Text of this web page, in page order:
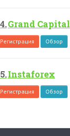
Grand Capital
Регистрация Обзор
Instaforex
Регистрация Обзор